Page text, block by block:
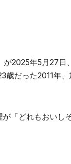
2025年5月27日
歳だった2011年
「どれもおいしそ